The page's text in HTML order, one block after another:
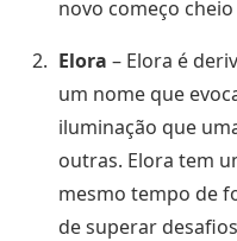
novo começo
Elora – Elora é
um nome que
iluminação que
outras. Elora tem
mesmo tempo de
de superar